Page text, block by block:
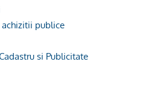
publice
si Publicitate